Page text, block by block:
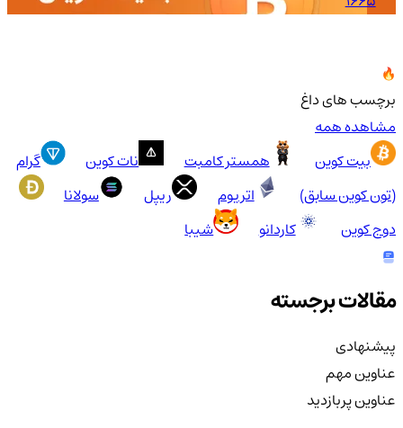
برچسب های داغ
مشاهده همه
بیت کوین
همستر کامبت نات کوین
گرام
(تون کوین سابق)
اتریوم ریپل
سولانا
دوج کوین
کاردانو شیبا
مقالات برجسته
پیشنهادی
عناوین مهم
عناوین پربازدید